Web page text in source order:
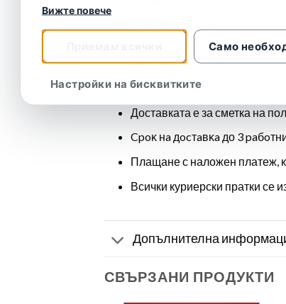
Цена и доставка:
Цената за доставка зависи
Доставката е за сметка на
Cpoĸ нa дocтaвĸa до 3
Плащане с наложен платеж,
Всички куриерски пратки се
Допълнителна
СВЪРЗАНИ ПРОДУКТИ
Само
Настройки на бисквитките
Вижте повече